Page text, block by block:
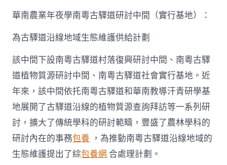
華南農業年夜學南粵古驛道研討中間（實行基地）：
為古驛道沿線地域生態維護供給計劃
該中間下設南粵古驛道村落復興研討中間、南粵古驛
道植物質源研討中間、南粵古驛道社會實行基地。近
年來，該中間依托南粵古驛道和華南教導汗青研學基
地展開了古驛道沿線的植物質源查詢拜訪等一系列研
討，擴大了傳統學科的研討範疇，豐盛了農林學科的
研討內在的事務包養 ，為推動南粵古驛道沿線地域的
生態維護提出了綜包養網 合處理計劃。